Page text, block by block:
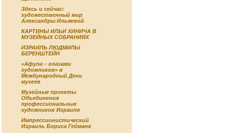
Здесь и сейчас:
художественный мир
Александры Ильяевой
КАРТИНЫ ИЛЬИ ХИНИЧА В
МУЗЕЙНЫХ СОБРАНИЯХ
ИЗРАИЛЬ ЛЮДМИЛЫ
БЕРЕНШТЕЙН
«Афула – глазами
художников» в
Международный День
музеев
Музейные проекты
Объединения
профессиональных
художников Израиля
Импрессионистический
Израиль Бориса Геймана